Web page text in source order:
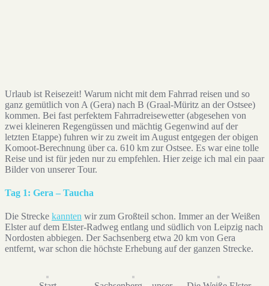
Urlaub ist Reisezeit! Warum nicht mit dem Fahrrad reisen und so
ganz gemütlich von A (Gera) nach B (Graal-Müritz an der Ostsee)
kommen. Bei fast perfektem Fahrradreisewetter (abgesehen von
zwei kleineren Regengüssen und mächtig Gegenwind auf der
letzten Etappe) fuhren wir zu zweit im August entgegen der obigen
Komoot-Berechnung über ca. 610 km zur Ostsee. Es war eine tolle
Reise und ist für jeden nur zu empfehlen. Hier zeige ich mal ein paar
Bilder von unserer Tour.
Tag 1: Gera – Taucha
Die Strecke kannten wir zum Großteil schon. Immer an der Weißen
Elster auf dem Elster-Radweg entlang und südlich von Leipzig nach
Nordosten abbiegen. Der Sachsenberg etwa 20 km von Gera
entfernt, war schon die höchste Erhebung auf der ganzen Strecke.